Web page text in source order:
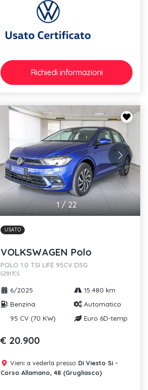
Richiedi informazioni
1/ 22
USATO
VOLKSWAGEN Polo
POLO 1.0 TSI LIFE 95CV DSG
GZ817CS
6/2025
15.480 km
Benzina
Automatico
95 CV (70 KW)
Euro 6D-temp
€ 20.900
Vieni a vederla presso Di Viesto Si -
Corso Allamano, 48 (Grugliasco)